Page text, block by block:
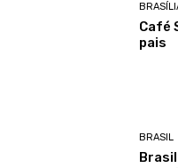
Café
pais
BRASIL